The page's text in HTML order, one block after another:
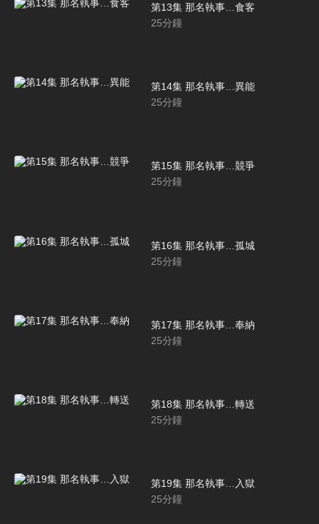
第13集 那名執事…食客
25分鐘
第14集 那名執事…異能
25分鐘
第15集 那名執事…競爭
25分鐘
第16集 那名執事…孤城
25分鐘
第17集 那名執事…奉納
25分鐘
第18集 那名執事…轉送
25分鐘
第19集 那名執事…入獄
25分鐘